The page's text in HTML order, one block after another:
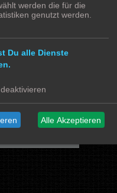
Klingsiel
werden die für die
genutzt werden.
Du alle Dienste
Alle Akzeptieren